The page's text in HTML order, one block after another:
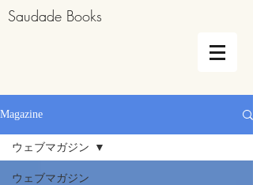
Saudade Books
Magazine
ウェブマガジン
ウェブマガジン